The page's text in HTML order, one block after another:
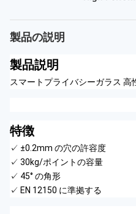
製品の説明
製品説明
スマートプライバシーガラス 高
特徴
✓ ±0.2mm の穴の許容度
✓ 30kg/ポイントの容量
✓ 45° の角形
✓ EN 12150 に準拠する